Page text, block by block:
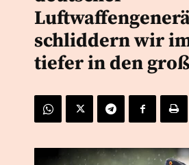
schliddern wir
tiefer in den